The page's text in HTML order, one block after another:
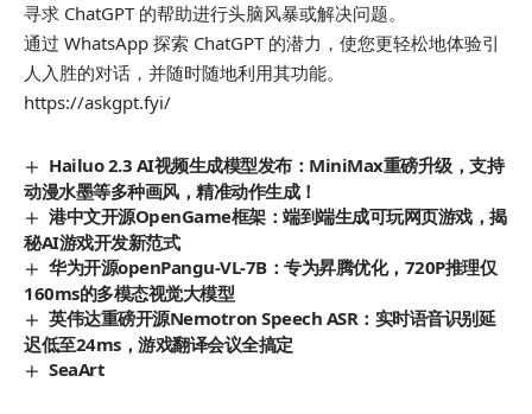
寻求 ChatGPT 的帮助进行头脑风暴或解决问题。
通过 WhatsApp 探索 ChatGPT 的潜力，使您更轻松地体验引
人入胜的对话，并随时随地利用其功能。
https://askgpt.fyi/
Hailuo 2.3 AI视频生成模型发布：MiniMax重磅升级，支持
动漫水墨等多种画风，精准动作生成！
港中文开源OpenGame框架：端到端生成可玩网页游戏，揭
秘AI游戏开发新范式
华为开源openPangu-VL-7B：专为昇腾优化，720P推理仅
160ms的多模态视觉大模型
英伟达重磅开源Nemotron Speech ASR：实时语音识别延
迟低至24ms，游戏翻译会议全搞定
SeaArt